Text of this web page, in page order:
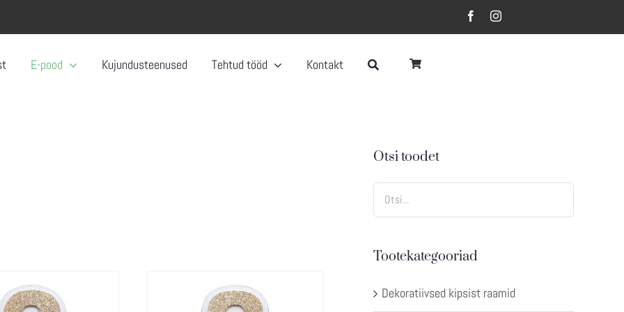
E-pood Kujundusteenused Tehtud tööd Kontakt
Otsi toodet
Tootekategooriad
Dekoratiivsed kipsist raamid